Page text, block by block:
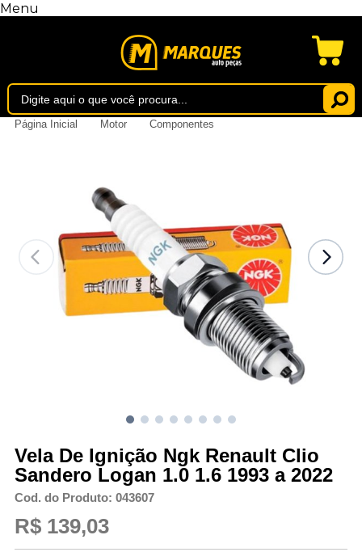
Menu
Página Inicial Motor Componentes
Vela De Ignição Ngk Renault Clio
Sandero Logan 1.0 1.6 1993 a 2022
Cod. do Produto: 043607
R$ 139,03